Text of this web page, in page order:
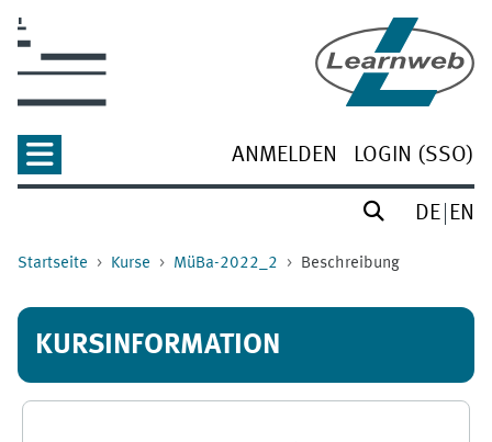
ANMELDEN LOGIN (SSO)
DE EN
Startseite Kurse MüBa-2022_2 Beschreibung
KURSINFORMATION